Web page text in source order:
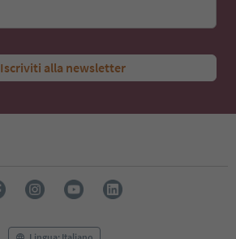
Iscriviti alla newsletter